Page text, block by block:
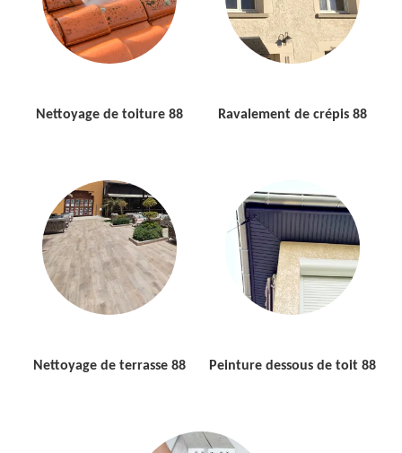
Nettoyage de toiture 88 Ravalement de crépis 88
Nettoyage de terrasse 88 Peinture dessous de toit 88